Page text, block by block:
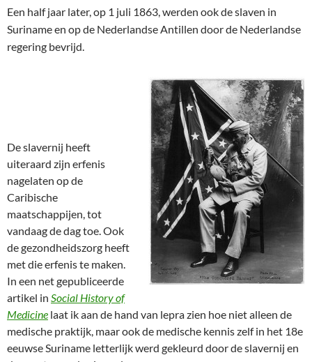
Een half jaar later, op 1 juli 1863, werden ook de slaven in
Suriname en op de Nederlandse Antillen door de Nederlandse
regering bevrijd.
De slavernij heeft
uiteraard zijn erfenis
nagelaten op de
Caribische
maatschappijen, tot
vandaag de dag toe. Ook
de gezondheidszorg heeft
met die erfenis te maken.
In een net gepubliceerde
artikel in Social History of
Medicine laat ik aan de hand van lepra zien hoe niet alleen de
medische praktijk, maar ook de medische kennis zelf in het 18e
eeuwse Suriname letterlijk werd gekleurd door de slavernij en